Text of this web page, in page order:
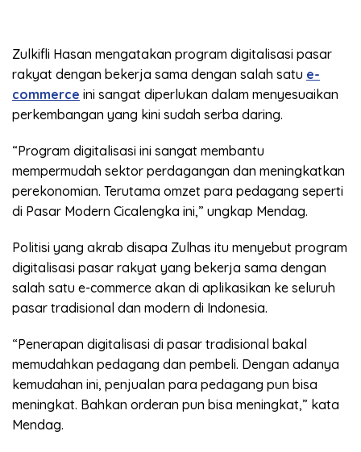
Zulkifli Hasan mengatakan program digitalisasi pasar
rakyat dengan bekerja sama dengan salah satu e-
commerce ini sangat diperlukan dalam menyesuaikan
perkembangan yang kini sudah serba daring.
“Program digitalisasi ini sangat membantu
mempermudah sektor perdagangan dan meningkatkan
perekonomian. Terutama omzet para pedagang seperti
di Pasar Modern Cicalengka ini,” ungkap Mendag.
Politisi yang akrab disapa Zulhas itu menyebut program
digitalisasi pasar rakyat yang bekerja sama dengan
salah satu e-commerce akan di aplikasikan ke seluruh
pasar tradisional dan modern di Indonesia.
“Penerapan digitalisasi di pasar tradisional bakal
memudahkan pedagang dan pembeli. Dengan adanya
kemudahan ini, penjualan para pedagang pun bisa
meningkat. Bahkan orderan pun bisa meningkat,” kata
Mendag.